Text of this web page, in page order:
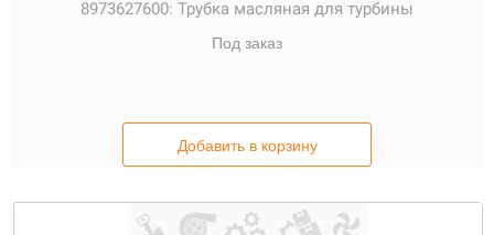
8973627600: Трубка масляная для турбины
Под заказ
Добавить в корзину